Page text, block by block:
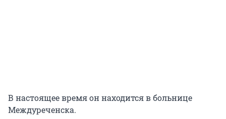
В настоящее время он находится в больнице
Междуреченска.